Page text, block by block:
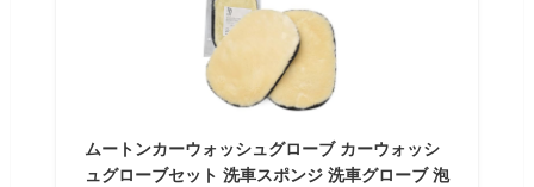
ムートンカーウォッシュグローブ カーウォッシ
ュグローブセット 洗車スポンジ 洗車グローブ 泡